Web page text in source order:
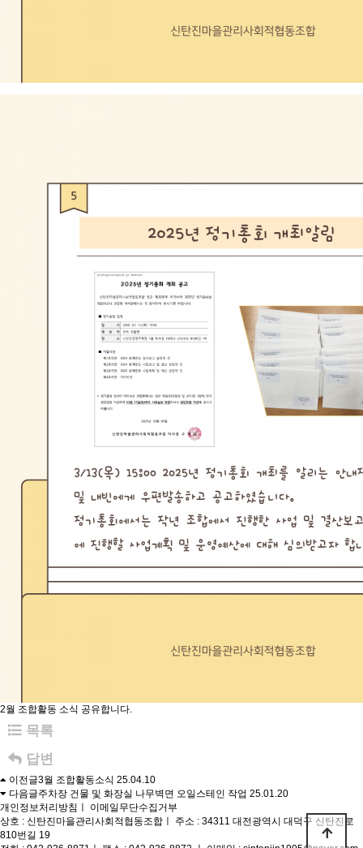
2월 조합활동 소식 공유합니다.
목록
답변
이전글3월 조합활동소식 25.04.10
다음글주차장 건물 및 화장실 나무벽면 오일스테인 작업 25.01.20
개인정보처리방침
이메일무단수집거부
상호 : 신탄진마을관리사회적협동조합
주소 : 34311 대전광역시 대덕구 신탄진로
810번길 19